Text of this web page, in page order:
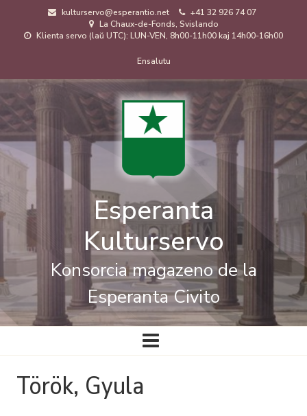
kulturservo@esperantio.net
+41 32 926 74 07
La Chaux-de-Fonds, Svislando
Klienta servo (laŭ UTC): LUN-VEN, 8h00-11h00 kaj 14h00-16h00
de
uzanto
Ensalutu
Esperanta
Kulturservo
Konsorcia magazeno de la
Esperanta Civito
Ĉefa
navigado
Török, Gyula